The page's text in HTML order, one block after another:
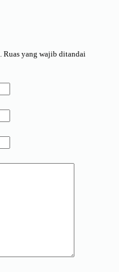
Ruas yang wajib ditandai